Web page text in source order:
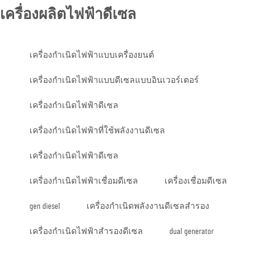
เครื่องผลิตไฟฟ้าดีเซล
เครื่องกำเนิดไฟฟ้าแบบเครื่องยนต์
เครื่องกำเนิดไฟฟ้าแบบดีเซลแบบอินเวอร์เตอร์
เครื่องกำเนิดไฟฟ้าดีเซล
เครื่องกำเนิดไฟฟ้าที่ใช้พลังงานดีเซล
เครื่องกำเนิดไฟฟ้าดีเซล
เครื่องกำเนิดไฟฟ้าเชื่อมดีเซล เครื่องเชื่อมดีเซล
gen diesel เครื่องกำเนิดพลังงานดีเซลสำรอง
เครื่องกำเนิดไฟฟ้าสำรองดีเซล dual generator